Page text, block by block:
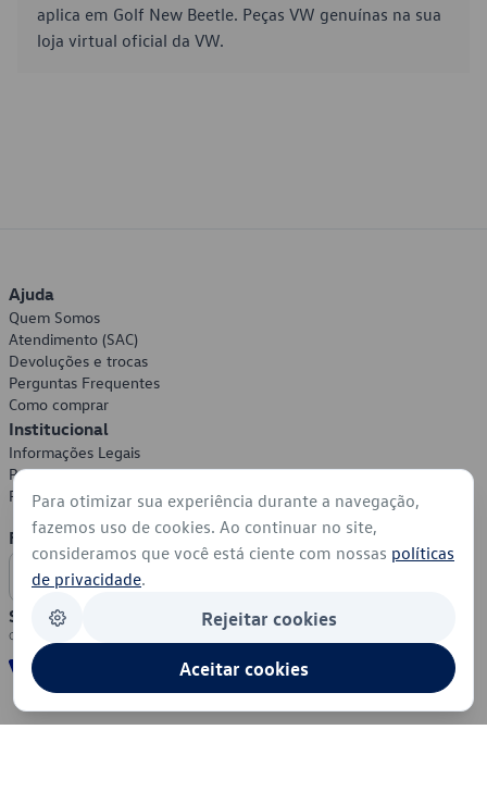
aplica em Golf New Beetle. Peças VW genuínas na sua
loja virtual oficial da VW.
Ajuda
Quem Somos
Atendimento (SAC)
Devoluções e trocas
Perguntas Frequentes
Como comprar
Institucional
Informações Legais
Política de Privacidade
Política de Cookies
Formas de Pagamento
Segurança
Para otimizar sua experiência durante a navegação,
fazemos uso de cookies. Ao continuar no site,
consideramos que você está ciente com nossas políticas
de privacidade.
Rejeitar cookies
Aceitar cookies